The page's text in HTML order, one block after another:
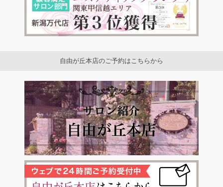
自由が丘本店のご予約はこちらから